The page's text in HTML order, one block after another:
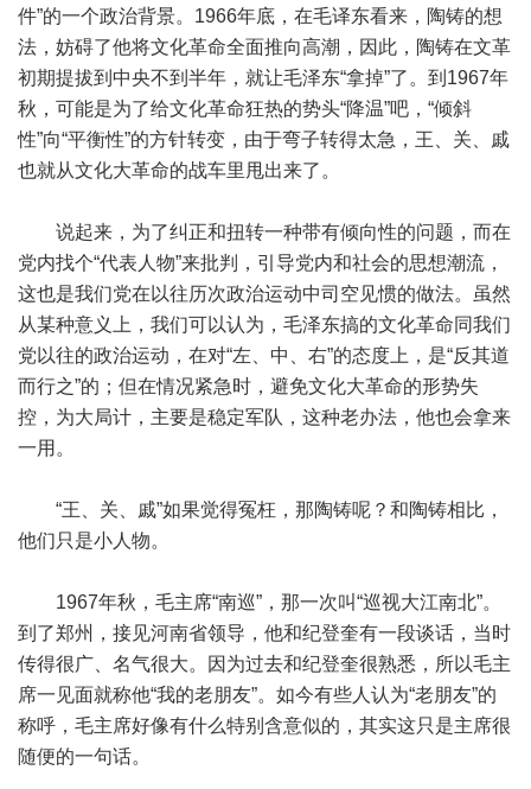
件”的一个政治背景。1966年底，在毛译东看来，陶铸的想
法，妨碍了他将文化革命全面推向高潮，因此，陶铸在文革
初期提拔到中央不到半年，就让毛泽东“拿掉”了。到1967年
秋，可能是为了给文化革命狂热的势头“降温”吧，“倾斜
性”向“平衡性”的方针转变，由于弯子转得太急，王、关、戚
也就从文化大革命的战车里甩出来了。
说起来，为了纠正和扭转一种带有倾向性的问题，而在
党内找个“代表人物”来批判，引导党内和社会的思想潮流，
这也是我们党在以往历次政治运动中司空见惯的做法。虽然
从某种意义上，我们可以认为，毛泽东搞的文化革命同我们
党以往的政治运动，在对“左、中、右”的态度上，是“反其道
而行之”的；但在情况紧急时，避免文化大革命的形势失
控，为大局计，主要是稳定军队，这种老办法，他也会拿来
一用。
“王、关、戚”如果觉得冤枉，那陶铸呢？和陶铸相比，
他们只是小人物。
1967年秋，毛主席“南巡”，那一次叫“巡视大江南北”。
到了郑州，接见河南省领导，他和纪登奎有一段谈话，当时
传得很广、名气很大。因为过去和纪登奎很熟悉，所以毛主
席一见面就称他“我的老朋友”。如今有些人认为“老朋友”的
称呼，毛主席好像有什么特别含意似的，其实这只是主席很
随便的一句话。